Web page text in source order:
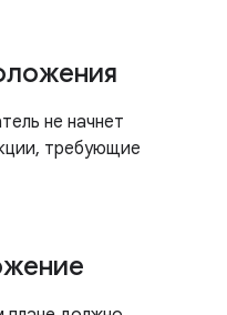
не начнет
требующие